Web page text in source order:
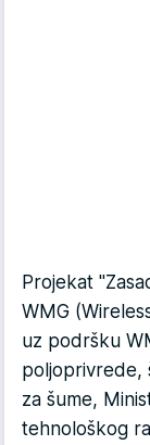
Projekat
WMG
uz podršku
poljoprivrede,
za šume,
tehnološkog